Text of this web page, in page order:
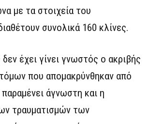
με τα στοιχεία του
συνολικά 160 κλίνες.
έχει γίνει γνωστός ο ακριβής
που απομακρύνθηκαν από
άγνωστη και η
τραυματισμών των